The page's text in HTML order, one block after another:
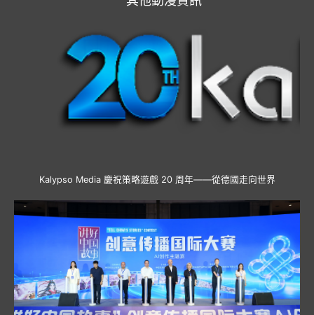
其他動漫資訊
Kalypso Media 慶祝策略遊戲 20 周年——從德國走向世界